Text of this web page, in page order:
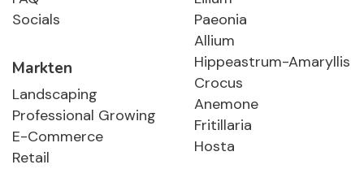
Socials
Markten
Landscaping
Professional Growing
E-Commerce
Retail
Paeonia
Allium
Hippeastrum-Amaryllis
Crocus
Anemone
Fritillaria
Hosta